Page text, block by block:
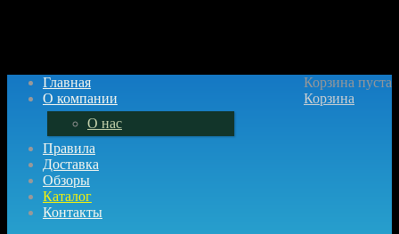
Корзина пуста
Корзина
Главная
О компании
О нас
Правила
Доставка
Обзоры
Каталог
Контакты